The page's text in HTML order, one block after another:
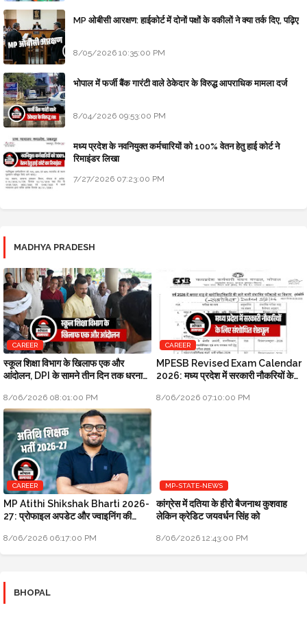
MP ओबीसी आरक्षण: हाईकोर्ट में दोनों पक्षों के वकीलों ने क्या तर्क दिए, पढ़िए
8/05/2026 10:35:00 PM
भोपाल में फर्जी बैंक गारंटी वाले ठेकेदार के विरुद्ध आपराधिक मामला दर्ज
8/04/2026 09:53:00 PM
मध्य प्रदेश के नवनियुक्त कर्मचारियों को 100% वेतन हेतु हाई कोर्ट ने
रिमाइंडर लिखा
7/27/2026 07:23:00 PM
MADHYA PRADESH
CAREER
स्कूल शिक्षा विभाग के खिलाफ एक और
आंदोलन, DPI के सामने तीन दिन तक धरना
8/06/2026 08:01:00 PM
CAREER
MPESB Revised Exam Calendar
2026: मध्य प्रदेश में सरकारी नौकरियों के
8/06/2026 07:10:00 PM
CAREER
MP Atithi Shikshak Bharti 2026-
27: प्रोफाइल अपडेट और ज्वाइनिंग की
8/06/2026 06:17:00 PM
MP-STATE-NEWS
कांग्रेस में दतिया के हीरो बैजनाथ कुशवाह
लेकिन क्रेडिट जयवर्धन सिंह को
8/06/2026 12:43:00 PM
BHOPAL